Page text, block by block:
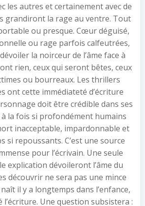
les autres et certainement avec de
grandiront la rage au ventre. Tout
ou presque. Cœur déguisé,
ou rage parfois calfeutrées,
la noirceur de l’âme face à
rien, ceux qui seront bêtes, ceux
ou bourreaux. Les thrillers
ont cette immédiateté d’écriture
doit être crédible dans ses
la fois si profondément humains
inacceptable, impardonnable et
si repoussants. C’est une source
pour l’écrivain. Une seule
explication dévoileront l’âme du
découvrir ne sera pas une mince
il y a longtemps dans l’enfance,
l’écriture. Une question subsistera :